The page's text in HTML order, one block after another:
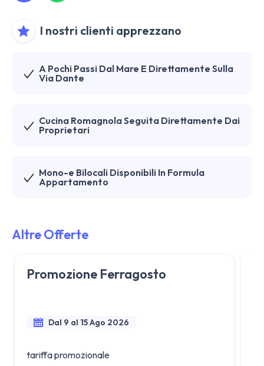
I nostri clienti apprezzano
A Pochi Passi Dal Mare E Direttamente Sulla
Via Dante
Cucina Romagnola Seguita Direttamente Dai
Proprietari
Mono-e Bilocali Disponibili In Formula
Appartamento
Altre Offerte
Promozione Ferragosto
Dal 9 al 15 Ago 2026
tariffa promozionale